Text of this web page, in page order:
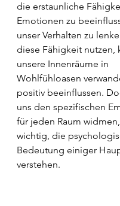
die erstaunliche
Emotionen zu
unser Verhalten zu
diese Fähigkeit nutzen,
unsere Innenräume in
Wohlfühloasen
positiv beeinflussen.
uns den spezifischen
für jeden Raum
wichtig, die
Bedeutung einiger
verstehen.